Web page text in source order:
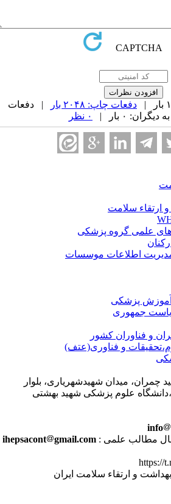
دفعات چاپ: ۲۰۴۸ بار
| دفعات
۰ بار |
ارتقاء سلامت
علمی گروه پزشکی
اطلاعات موسسات
پزشکی
جمهوری
و فناوران کشور
و فناوری(عتف)
چمران، میدان شهیدشهریاری، بلوار
علوم پزشکی شهید بهشتی
info
مطالب علمی : ihepsacont
gmail.com
و ارتقاء سلامت ایران